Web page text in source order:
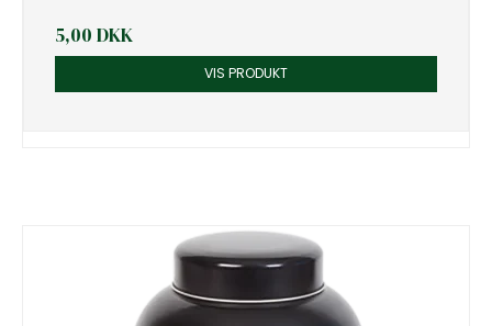
5,00 DKK
VIS PRODUKT